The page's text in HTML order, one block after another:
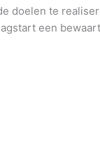
doelen te
een